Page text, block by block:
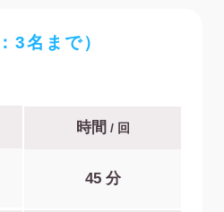
3名まで）
時間 / 回
45 分